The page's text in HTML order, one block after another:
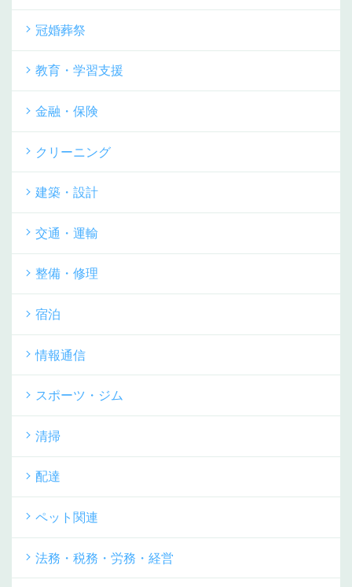
冠婚葬祭
教育・学習支援
金融・保険
クリーニング
建築・設計
交通・運輸
整備・修理
宿泊
情報通信
スポーツ・ジム
清掃
配達
ペット関連
法務・税務・労務・経営